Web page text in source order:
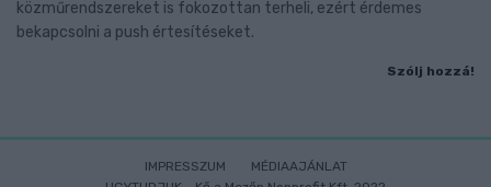
közműrendszereket is fokozottan terheli, ezért érdemes
bekapcsolni a push értesítéseket.
Szólj hozzá!
IMPRESSZUM
MÉDIAAJÁNLAT